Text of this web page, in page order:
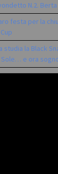
N.2.
festa per la
studia la Black
Sole… e ora